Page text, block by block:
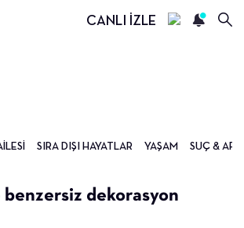
CANLI İZLE
SIRA DIŞI HAYATLAR YAŞAM SUÇ &
benzersiz dekorasyon